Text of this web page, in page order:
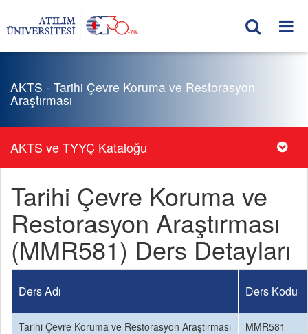
AKTS - Tarihi Çevre Koruma ve Restorasyon
Araştırması
AKTS ve TYYÇ Kataloğu
Tarihi Çevre Koruma ve
Restorasyon Araştırması
(MMR581) Ders Detayları
Ders Adı Ders Kodu
Tarihi Çevre Koruma ve Restorasyon Araştırması MMR581